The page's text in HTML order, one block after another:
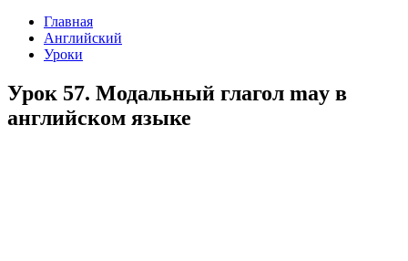
Главная
Английский
Уроки
Урок 57. Модальный глагол may в
английском языке